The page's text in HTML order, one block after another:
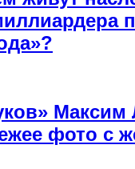
Максим
фото с